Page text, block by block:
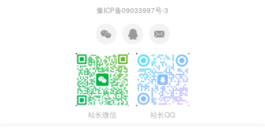
豫ICP备09033997号-3
站长微信 站长QQ